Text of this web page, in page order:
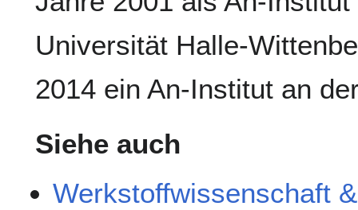
Universität Halle-
2014 ein An-Institut an
Siehe auch
Werkstoffwissenschaft